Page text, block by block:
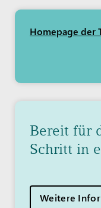
Homepage der
Bereit für
Schritt in
Weitere